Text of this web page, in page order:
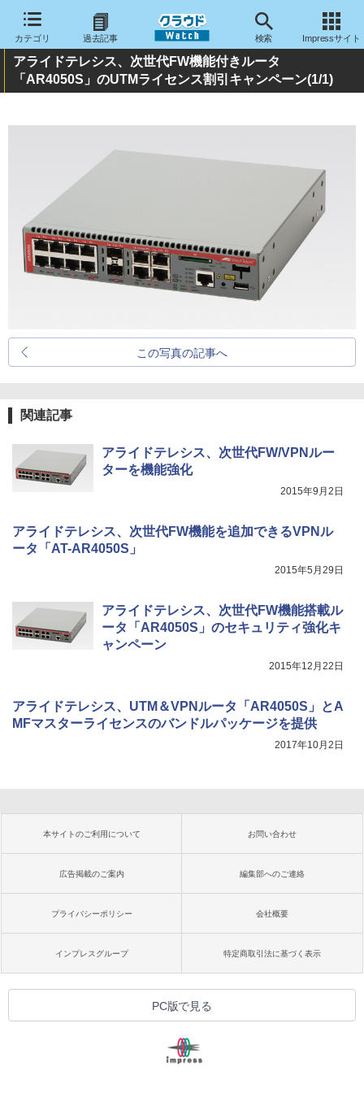
カテゴリ 過去記事 検索 Impressサイト
アライドテレシス、次世代FW機能付きルータ
「AR4050S」のUTMライセンス割引キャンペーン(1/1)
この写真の記事へ
関連記事
アライドテレシス、次世代FW/VPNルー
ターを機能強化
2015年9月2日
アライドテレシス、次世代FW機能を追加できるVPNル
ータ「AT-AR4050S」
2015年5月29日
アライドテレシス、次世代FW機能搭載ル
ータ「AR4050S」のセキュリティ強化キ
ャンペーン
2015年12月22日
アライドテレシス、UTM＆VPNルータ「AR4050S」とA
MFマスターライセンスのバンドルパッケージを提供
2017年10月2日
本サイトのご利用について お問い合わせ
広告掲載のご案内 編集部へのご連絡
プライバシーポリシー 会社概要
インプレスグループ 特定商取引法に基づく表示
PC版で見る